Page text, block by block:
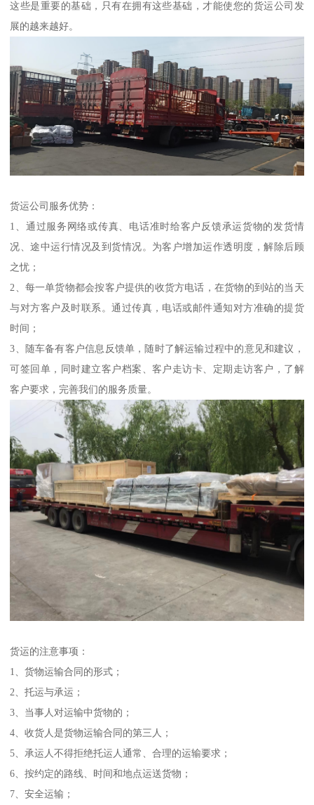
这些是重要的基础，只有在拥有这些基础，才能使您的货运公司发
展的越来越好。
货运公司服务优势：
1、通过服务网络或传真、电话准时给客户反馈承运货物的发货情
况、途中运行情况及到货情况。为客户增加运作透明度，解除后顾
之忧；
2、每一单货物都会按客户提供的收货方电话，在货物的到站的当天
与对方客户及时联系。通过传真，电话或邮件通知对方准确的提货
时间；
3、随车备有客户信息反馈单，随时了解运输过程中的意见和建议，
可签回单，同时建立客户档案、客户走访卡、定期走访客户，了解
客户要求，完善我们的服务质量。
货运的注意事项：
1、货物运输合同的形式；
2、托运与承运；
3、当事人对运输中货物的；
4、收货人是货物运输合同的第三人；
5、承运人不得拒绝托运人通常、合理的运输要求；
6、按约定的路线、时间和地点运送货物；
7、安全运输；